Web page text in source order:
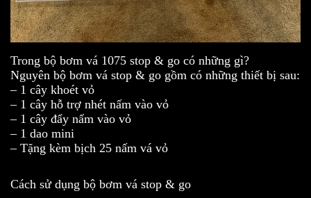
Trong bộ bơm vá 1075 stop & go có những gì?
Nguyên bộ bơm vá stop & go gồm có những thiết bị sau:
– 1 cây khoét vỏ
– 1 cây hỗ trợ nhét nấm vào vỏ
– 1 cây đẩy nấm vào vỏ
– 1 dao mini
– Tặng kèm bịch 25 nấm vá vỏ
Cách sử dụng bộ bơm vá stop & go